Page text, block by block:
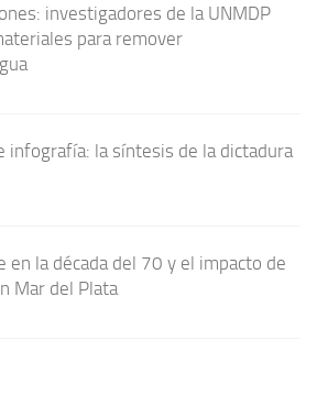
investigadores de la UNMDP
para remover
infografía: la síntesis de la dictadura
en la década del 70 y el impacto de
Mar del Plata